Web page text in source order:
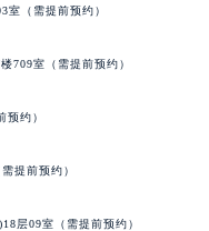
室（需提前预约）
709室（需提前预约）
预约）
提前预约）
层09室（需提前预约）